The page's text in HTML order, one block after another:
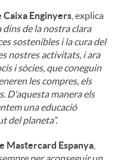
Enginyers , explica
de la nostra clara
sostenibles i la cura del
nostres activitats, i ara
i sòcies, que coneguin
les compres, els
D'aquesta manera els
una educació
del planeta”.
Mastercard Espanya